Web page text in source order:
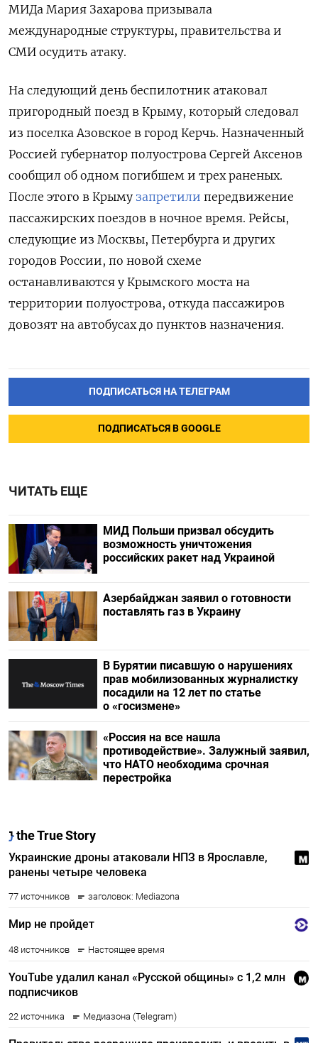
МИДа Мария Захарова призывала
международные структуры, правительства и
СМИ осудить атаку.
На следующий день беспилотник атаковал
пригородный поезд в Крыму, который следовал
из поселка Азовское в город Керчь. Назначенный
Россией губернатор полуострова Сергей Аксенов
сообщил об одном погибшем и трех раненых.
После этого в Крыму запретили передвижение
пассажирских поездов в ночное время. Рейсы,
следующие из Москвы, Петербурга и других
городов России, по новой схеме
останавливаются у Крымского моста на
территории полуострова, откуда пассажиров
довозят на автобусах до пунктов назначения.
ПОДПИСАТЬСЯ НА ТЕЛЕГРАМ
ПОДПИСАТЬСЯ В GOOGLE
ЧИТАТЬ ЕЩЕ
МИД Польши призвал обсудить
возможность уничтожения
российских ракет над Украиной
Азербайджан заявил о готовности
поставлять газ в Украину
В Бурятии писавшую о нарушениях
прав мобилизованных журналистку
посадили на 12 лет по статье
о «госизмене»
«Россия на все нашла
противодействие». Залужный заявил,
что НАТО необходима срочная
перестройка